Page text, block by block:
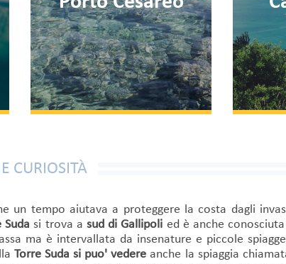
CURIOSITÀ
un tempo aiutava a proteggere la costa dagli
Suda si trova a sud di Gallipoli ed è anche
ma è intervallata da insenature e piccole
Torre Suda si puo' vedere anche la spiaggia